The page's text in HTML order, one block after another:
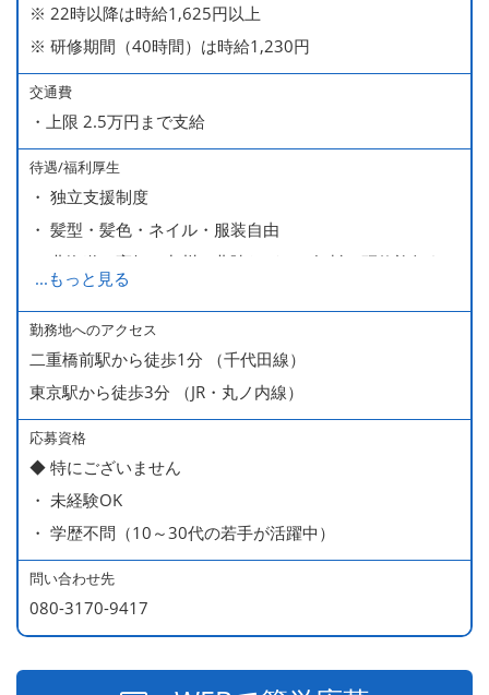
※ 22時以降は時給1,625円以上
※ 研修期間（40時間）は時給1,230円
交通費
・上限 2.5万円まで支給
待遇/福利厚生
・ 独立支援制度
・ 髪型・髪色・ネイル・服装自由
・ 北海道や高知、九州、北陸などへの無料の研修旅行あり
ます
・ 無料の美味しい まかない食 あり
...もっと見る
勤務地へのアクセス
二重橋前駅から徒歩1分 （千代田線）
東京駅から徒歩3分 （JR・丸ノ内線）
応募資格
◆ 特にございません
・ 未経験OK
・ 学歴不問（10～30代の若手が活躍中）
問い合わせ先
080-3170-9417